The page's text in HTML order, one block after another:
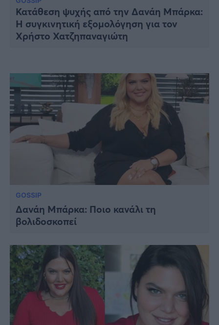
Υγεία
Γυναίκα
Καιρός
Viral
Κουζίνα
Ζώδια
Pet
Πίστη
Κατάθεση ψυχής από την Δανάη Μπάρκα:
Η συγκινητική εξομολόγηση για τον
Χρήστο Χατζηπαναγιώτη
GOSSIP
Δανάη Μπάρκα: Ποιο κανάλι τη
βολιδοσκοπεί